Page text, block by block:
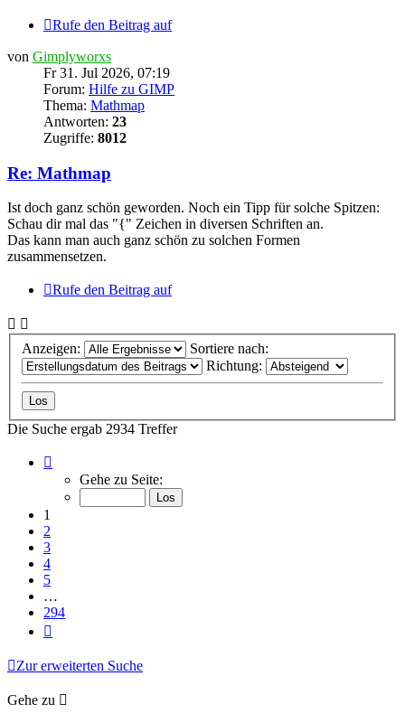
Rufe den Beitrag auf
von Gimplyworxs
Fr 31. Jul 2026, 07:19
Forum: Hilfe zu GIMP
Thema: Mathmap
Antworten: 23
Zugriffe: 8012
Re: Mathmap
Ist doch ganz schön geworden. Noch ein Tipp für solche Spitzen:
Schau dir mal das "{" Zeichen in diversen Schriften an.
Das kann man auch ganz schön zu solchen Formen
zusammensetzen.
Rufe den Beitrag auf
Anzeigen:
Sortiere nach:
Richtung:
Die Suche ergab 2934 Treffer
von
Gehe zu Seite:
1
2
3
4
5
…
294
Zur erweiterten Suche
Gehe zu